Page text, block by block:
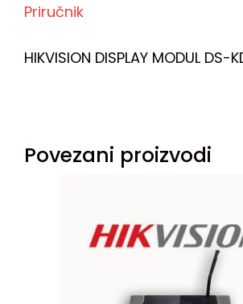
Priručnik
HIKVISION DISPLAY MODUL DS-
Povezani proizvodi